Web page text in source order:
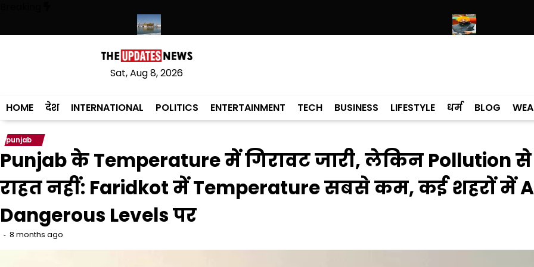
content
श्री गुरु हरिकृष्ण साहिब जी के प्रकाश पर्व पर श्री हरिमंदिर साहिब में उमड़ा श्रद्धालुओं का सैलाब
Sat, Aug 8, 2026
HOME देश INTERNATIONAL POLITICS ENTERTAINMENT TECH BUSINESS LIFESTYLE धर्म BLOG
punjab
Punjab के Temperature में गिरावट जारी, लेकिन Pollution से
राहत नहीं: Faridkot में Temperature सबसे कम, कई शहरों में
Dangerous Levels पर
8 months ago